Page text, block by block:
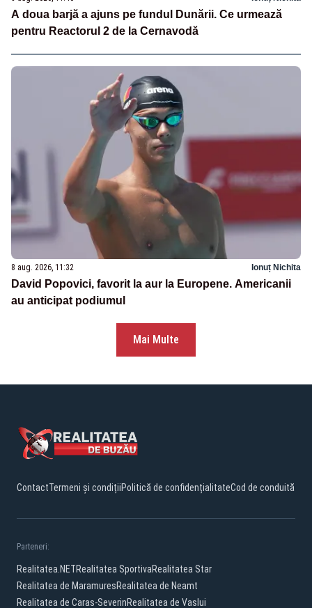
A doua barjă a ajuns pe fundul Dunării. Ce urmează
pentru Reactorul 2 de la Cernavodă
8 aug. 2026, 11:32 Ionuț Nichita
David Popovici, favorit la aur la Europene. Americanii
au anticipat podiumul
Mai Multe
ContactTermeni și condițiiPolitică de confidențialitateCod de conduită
Parteneri:
Realitatea.NETRealitatea SportivaRealitatea Star
Realitatea de MaramuresRealitatea de Neamt
Realitatea de Caras-SeverinRealitatea de Vaslui